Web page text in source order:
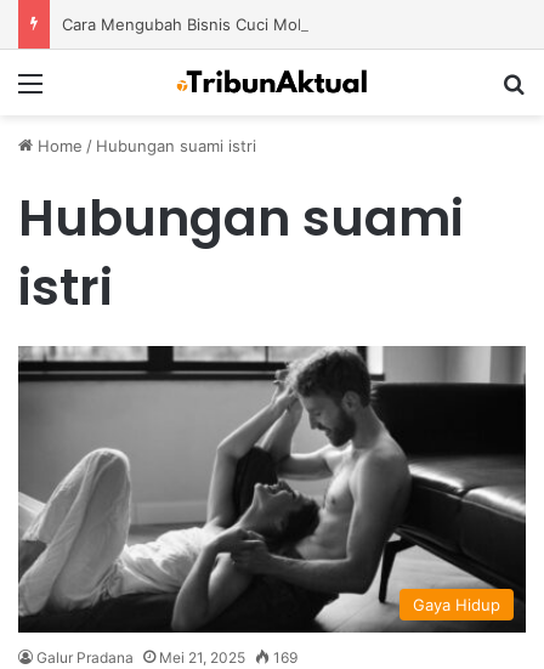
Home / Hubungan suami istri
Hubungan suami
istri
Gaya Hidup
Galur Pradana Mei 21, 2025 169